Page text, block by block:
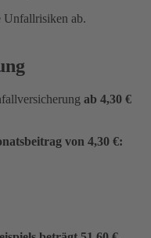
Unfallrisiken ab.
ab 4,30 €
von 4,30 €: